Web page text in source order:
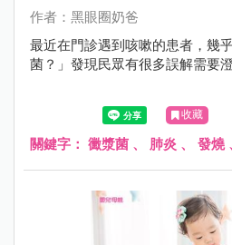
作者：黑眼圈奶爸
最近在門診遇到咳嗽的患者，幾
菌？」發現民眾有很多誤解需要
收藏
關鍵字： 黴漿菌 、 肺炎 、 發燒